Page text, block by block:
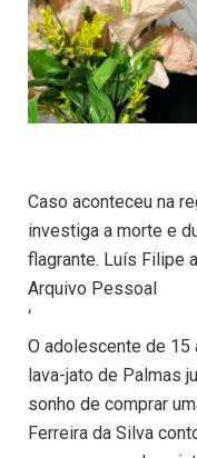
Caso aconteceu na
investiga a morte e
flagrante. Luís Filipe
Arquivo Pessoal
‘
O adolescente de 15
lava-jato de Palmas
sonho de comprar
Ferreira da Silva